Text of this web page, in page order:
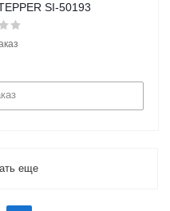
SI-50193
еще